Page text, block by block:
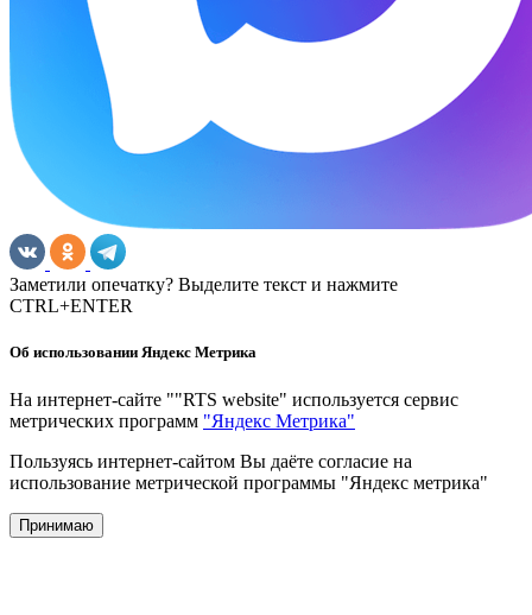
Заметили опечатку? Выделите текст и нажмите
CTRL+ENTER
Об использовании Яндекс Метрика
На интернет-сайте ""RTS website" используется сервис
метрических программ "Яндекс Метрика"
Пользуясь интернет-сайтом Вы даёте согласие на
использование метрической программы "Яндекс метрика"
Принимаю